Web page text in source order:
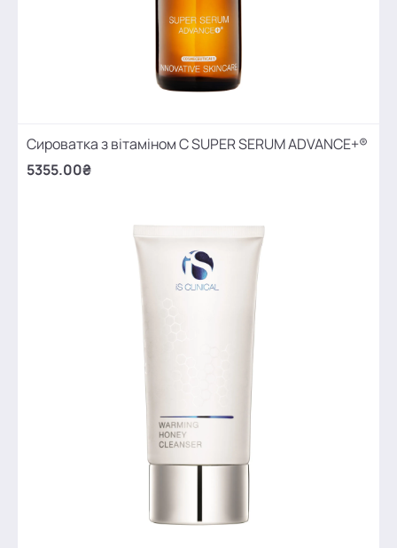
Сироватка з вітаміном С SUPER SERUM ADVANCE+®
5355.00₴